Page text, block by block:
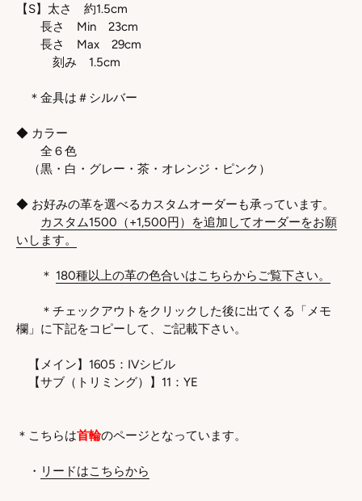
【S】太さ 約1.5cm
長さ Min 23cm
長さ Max 29cm
刻み 1.5cm
＊金具は＃シルバー
◆ カラー
全６色
（黒・白・グレー・茶・オレンジ・ピンク）
◆ お好みの革を選べるカスタムオーダーも承っています。
カスタム1500（+1,500円）を追加してオーダーをお願
いします。
＊ 180種以上の革の色合いはこちらからご覧下さい。
＊チェックアウトをクリックした後に出てくる「メモ
欄」に下記をコピーして、ご記載下さい。
【メイン】1605：IVシビル
【サブ（トリミング）】11：YE
＊こちらは首輪のページとなっています。
・ リードはこちらから